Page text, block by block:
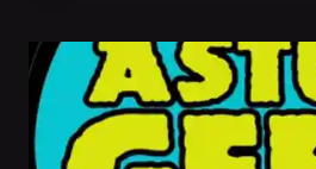
UNA
INSTALACIÓN